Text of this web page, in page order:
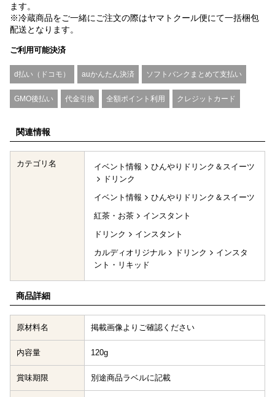
ます。
※冷蔵商品をご一緒にご注文の際はヤマトクール便にて一括梱包
配送となります。
ご利用可能決済
d払い（ドコモ） auかんたん決済 ソフトバンクまとめて支払い
GMO後払い 代金引換 全額ポイント利用 クレジットカード
関連情報
カテゴリ名 イベント情報
ひんやりドリンク＆スイーツ
ドリンク
イベント情報
ひんやりドリンク＆スイーツ
紅茶・お茶
インスタント
ドリンク
インスタント
カルディオリジナル
ドリンク
インスタ
ント・リキッド
商品詳細
原材料名 掲載画像よりご確認ください
内容量 120g
賞味期限 別途商品ラベルに記載